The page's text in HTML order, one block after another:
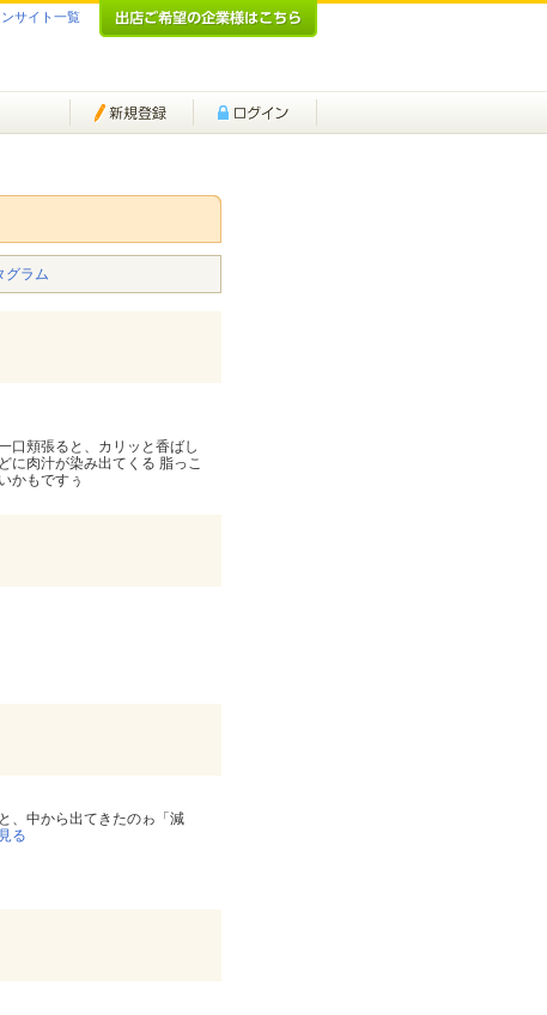
サイト一覧
グラム
口頬張ると、カリッと香ばし
に肉汁が染み出てくる 脂っこ
かもですぅ
、中から出てきたのゎ「減
る